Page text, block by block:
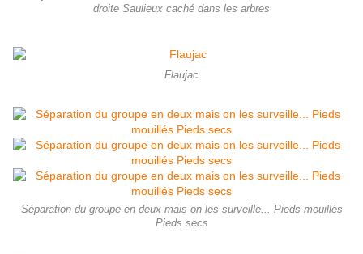
droite Saulieux caché dans les arbres
Flaujac
Séparation du groupe en deux mais on les surveille... Pieds mouillés
Pieds secs